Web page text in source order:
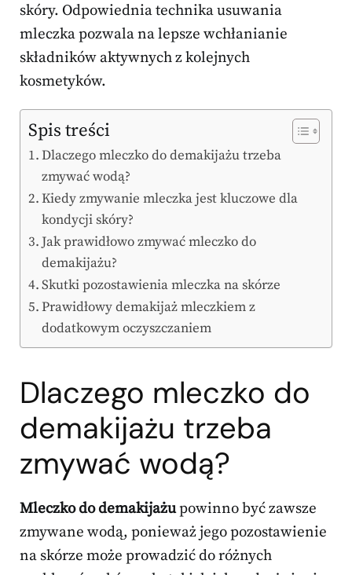
skóry. Odpowiednia technika usuwania
mleczka pozwala na lepsze wchłanianie
składników aktywnych z kolejnych
kosmetyków.
Spis treści
Dlaczego mleczko do demakijażu trzeba
zmywać wodą?
Kiedy zmywanie mleczka jest kluczowe dla
kondycji skóry?
Jak prawidłowo zmywać mleczko do
demakijażu?
Skutki pozostawienia mleczka na skórze
Prawidłowy demakijaż mleczkiem z
dodatkowym oczyszczaniem
Dlaczego mleczko do
demakijażu trzeba
zmywać wodą?
Mleczko do demakijażupowinno być zawsze
zmywane wodą, ponieważ jego pozostawienie
na skórze może prowadzić do różnych